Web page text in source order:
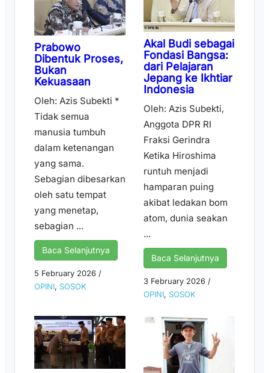
Prabowo
Dibentuk Proses,
Bukan
Kekuasaan
Oleh: Azis Subekti *
Tidak semua
manusia tumbuh
dalam ketenangan
yang sama.
Sebagian dibesarkan
oleh satu tempat
yang menetap,
sebagian ...
Baca Selanjutnya
5 February 2026 /
OPINI, SOSOK
Akal Budi sebagai
Fondasi Bangsa:
dari Pelajaran
Jepang ke Ikhtiar
Indonesia
Oleh: Azis Subekti,
Anggota DPR RI
Fraksi Gerindra
Ketika Hiroshima
runtuh menjadi
hamparan puing
akibat ledakan bom
atom, dunia seakan
...
Baca Selanjutnya
3 February 2026 /
OPINI, SOSOK